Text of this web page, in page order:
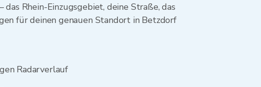
Rhein-Einzugsgebiet, deine Straße, das
für deinen genauen Standort in Betzdorf
Radarverlauf